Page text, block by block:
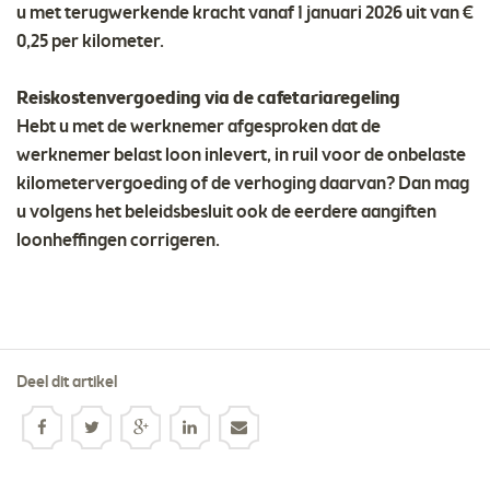
u met terugwerkende kracht vanaf 1 januari 2026 uit van €
0,25 per kilometer.
Reiskostenvergoeding via de cafetariaregeling
Hebt u met de werknemer afgesproken dat de
werknemer belast loon inlevert, in ruil voor de onbelaste
kilometervergoeding of de verhoging daarvan? Dan mag
u volgens het beleidsbesluit ook de eerdere aangiften
loonheffingen corrigeren.
Deel dit artikel